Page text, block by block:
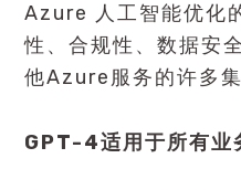
Azure 人工智能优化
性、合规性、数据安
他Azure服务的许多集
GPT-4适用于所有业